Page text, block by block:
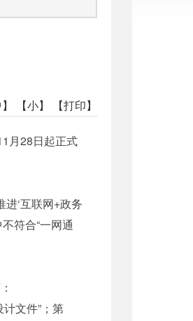
【小】 【打印】
月28日起正式
‘互联网+政务
符合“一网通
文件”；第